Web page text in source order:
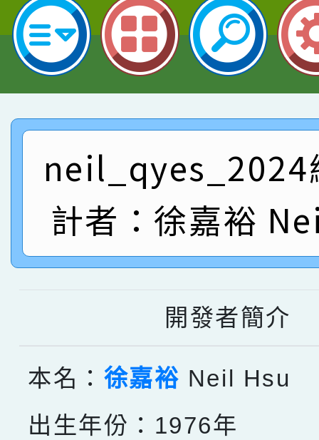
名 指導老師王老師、
園市英語競賽國小朗
指導老師林老師
賀！本校參加桃園市中
賽 劉文瑛教師榮獲教
臺灣台語-第二名
賀！本校參與2026世
名
倩參加桃園市科展 國
名 指導老師王老師、
賀！本校四年二班張O
園市英語競賽國小朗讀
指導老師林老師
賀！本校參加桃園市中
賽 劉文瑛教師榮獲教
臺灣台語-第二名
賀！本校參與2026世
市賽榮獲科學小創客佳
neil_qyes_2024
計者：徐嘉裕
開發者簡介
本名： 徐嘉裕 Neil Hsu
出生年份：1976年